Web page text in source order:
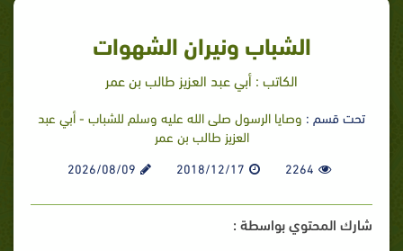
الشباب ونيران الشهوات
الكاتب : أبي عبد العزيز طالب بن عمر
تحت قسم : وصايا الرسول صلى الله عليه وسلم للشباب - أبي عبد
العزيز طالب بن عمر
2264
2018/12/17
2026/08/09
شارك المحتوي بواسطة :